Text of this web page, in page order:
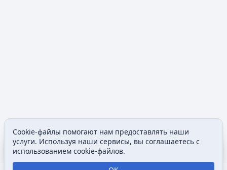
Просмотры
Содержание
Cookie-файлы помогают нам предоставлять наши
услуги. Используя наши сервисы, вы соглашаетесь с
использованием cookie-файлов.